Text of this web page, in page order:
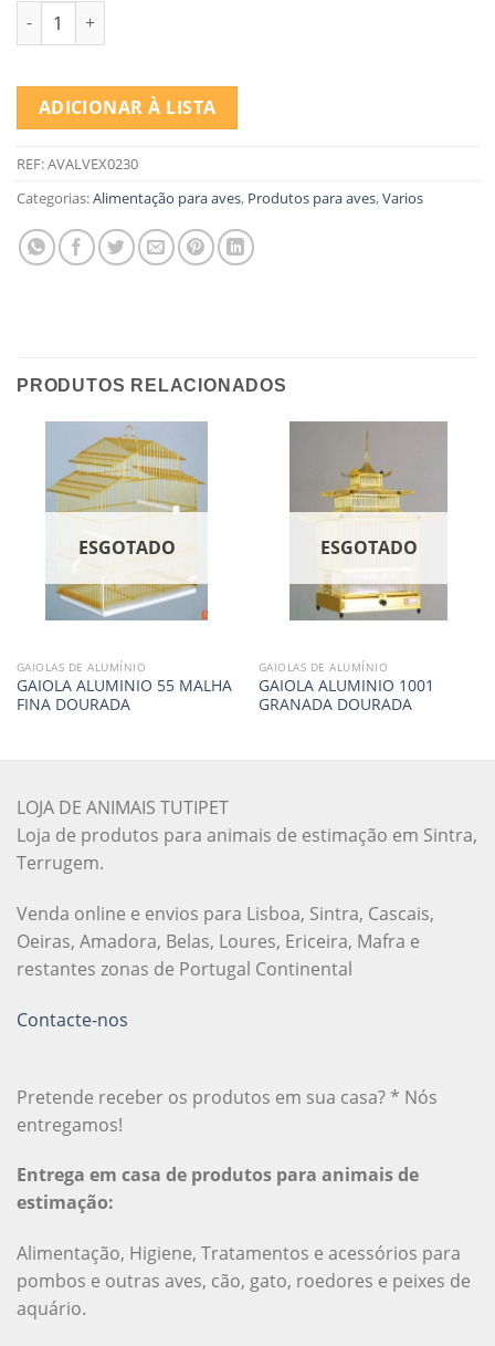
Quantidade de FRUTAVEX FRUTOS E BAGOS P/ PSITACIDEOS
ADICIONAR À LISTA
REF:AVALVEX0230
Categorias:Alimentação para aves, Produtos para aves,Varios
PRODUTOS RELACIONADOS
ESGOTADO
GAIOLAS DE ALUMÍNIO
GAIOLA ALUMINIO 55 MALHA
FINA DOURADA
ESGOTADO
GAIOLAS DE ALUMÍNIO
GAIOLA ALUMINIO 1001
GRANADA DOURADA
LOJA DE ANIMAIS TUTIPET
Loja de produtos para animais de estimação em Sintra,
Terrugem.
Venda online e envios para Lisboa, Sintra, Cascais,
Oeiras, Amadora, Belas, Loures, Ericeira, Mafra e
restantes zonas de Portugal Continental
Contacte-nos
Pretende receber os produtos em sua casa? * Nós
entregamos!
Entrega em casa de produtos para animais de
estimação:
Alimentação, Higiene, Tratamentos e acessórios para
pombos e outras aves, cão, gato, roedores e peixes de
aquário.